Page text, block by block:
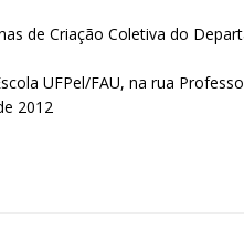
de Criação Coletiva do
UFPel/FAU, na rua
2012